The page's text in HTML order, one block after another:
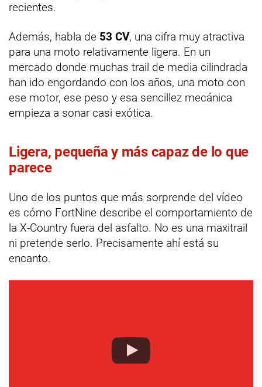
recientes.
Además, habla de 53 CV, una cifra muy atractiva
para una moto relativamente ligera. En un
mercado donde muchas trail de media cilindrada
han ido engordando con los años, una moto con
ese motor, ese peso y esa sencillez mecánica
empieza a sonar casi exótica.
Ligera, pequeña y más capaz de lo que
parece
Uno de los puntos que más sorprende del vídeo
es cómo FortNine describe el comportamiento de
la X-Country fuera del asfalto. No es una maxitrail
ni pretende serlo. Precisamente ahí está su
encanto.